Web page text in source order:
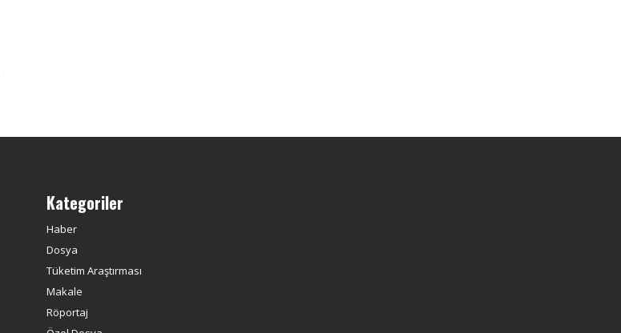
Kategoriler
Haber
Dosya
Tüketim Araştırması
Makale
Röportaj